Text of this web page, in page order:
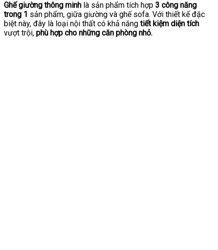
Ghế giường thông minh là sản phẩm tích hợp 3 công năng
trong 1 sản phẩm, giữa giường và ghế sofa. Với thiết kế đặc
biệt này, đây là loại nội thất có khả năng tiết kiệm diện tích
vượt trội, phù hợp cho những căn phòng nhỏ.